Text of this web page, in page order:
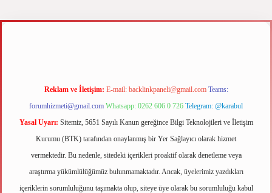
ilbet yeni girişBetexper giriş adresibetexper.xyzm elexbet
Reklam ve İletişim: E-mail: backlinkpaneli@gmail.com Teams:
forumhizmeti@gmail.com Whatsapp: 0262 606 0 726 Telegram: @karabul
Yasal Uyarı: Sitemiz, 5651 Sayılı Kanun gereğince Bilgi Teknolojileri ve İletişim
Kurumu (BTK) tarafından onaylanmış bir Yer Sağlayıcı olarak hizmet
vermektedir. Bu nedenle, sitedeki içerikleri proaktif olarak denetleme veya
araştırma yükümlülüğümüz bulunmamaktadır. Ancak, üyelerimiz yazdıkları
içeriklerin sorumluluğunu taşımakta olup, siteye üye olarak bu sorumluluğu kabul